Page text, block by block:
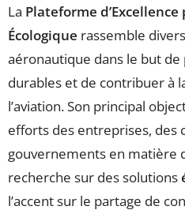
La Plateforme
Écologique rassemble
aéronautique dans le but
durables et de contribuer à
l’aviation. Son principal
efforts des entreprises, des
gouvernements en matière
recherche sur des solutions
l’accent sur le partage de